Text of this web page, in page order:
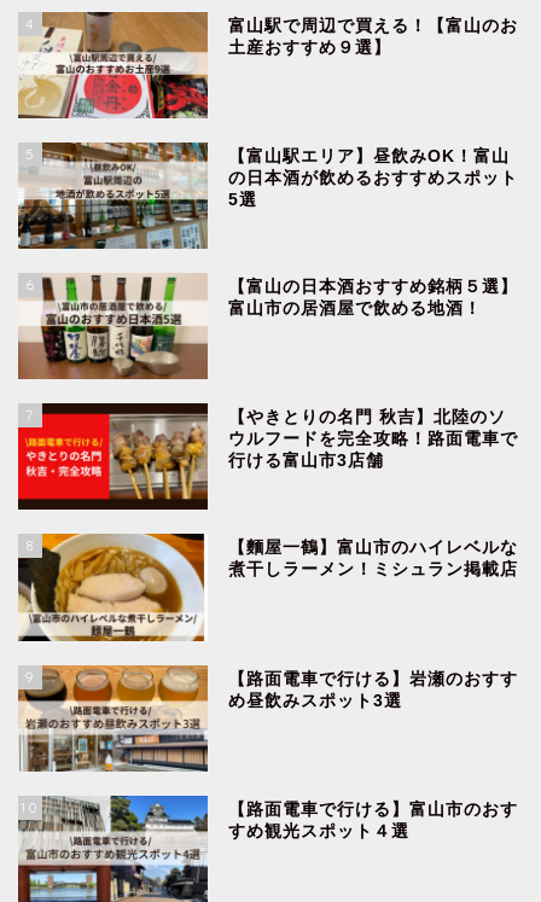
4
富山駅で周辺で買える！【富山のお
土産おすすめ９選】
5
【富山駅エリア】昼飲みOK！富山
の日本酒が飲めるおすすめスポット
5選
6
【富山の日本酒おすすめ銘柄５選】
富山市の居酒屋で飲める地酒！
7
【やきとりの名門 秋吉】北陸のソ
ウルフードを完全攻略！路面電車で
行ける富山市3店舗
8
【麵屋一鶴】富山市のハイレベルな
煮干しラーメン！ミシュラン掲載店
9
【路面電車で行ける】岩瀬のおすす
め昼飲みスポット3選
10
【路面電車で行ける】富山市のおす
すめ観光スポット４選